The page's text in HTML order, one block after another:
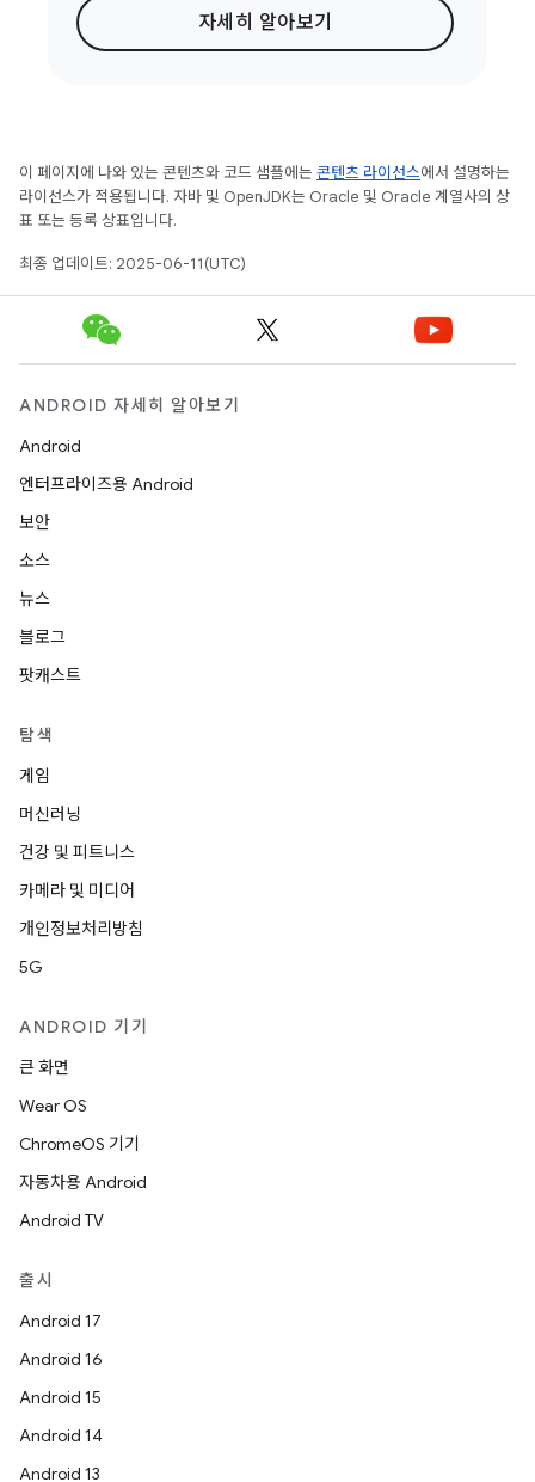
자세히 알아보기
이 페이지에 나와 있는 콘텐츠와 코드 샘플에는 콘텐츠 라이선스에서 설명하는
라이선스가 적용됩니다. 자바 및 OpenJDK는 Oracle 및 Oracle 계열사의 상
표 또는 등록 상표입니다.
최종 업데이트: 2025-06-11(UTC)
ANDROID 자세히 알아보기
Android
엔터프라이즈용 Android
보안
소스
뉴스
블로그
팟캐스트
탐색
게임
머신러닝
건강 및 피트니스
카메라 및 미디어
개인정보처리방침
5G
ANDROID 기기
큰 화면
Wear OS
ChromeOS 기기
자동차용 Android
Android TV
출시
Android 17
Android 16
Android 15
Android 14
Android 13